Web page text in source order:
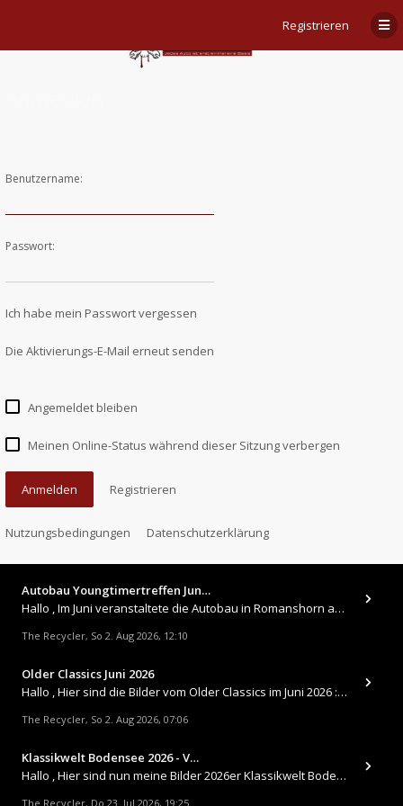
Registrieren
Benutzername:
Passwort:
Ich habe mein Passwort vergessen
Die Aktivierungs-E-Mail erneut senden
Angemeldet bleiben
Meinen Online-Status während dieser Sitzung verbergen
Anmelden Registrieren
Nutzungsbedingungen Datenschutzerklärung
Autobau Youngtimertreffen Jun…
Hallo , Im Juni veranstaltete die Autobau in Romanshorn auf ihrem Gelände ein kleines Youngtimertreffen : https://up.
The Recycler, So 2. Aug 2026, 12:10
Older Classics Juni 2026
​Hallo , Hier sind die Bilder vom Older Classics im Juni 2026 : https://up.picr.de/51155940wd.jpg https://up.pic
The Recycler, So 2. Aug 2026, 07:06
Klassikwelt Bodensee 2026 - V…
Hallo , Hier sind nun meine Bilder 2026er Klassikwelt Bodensee 😀 https://up.picr.de/51125547rb.jpg https://up.pi
The Recycler, Do 23. Jul 2026, 19:25